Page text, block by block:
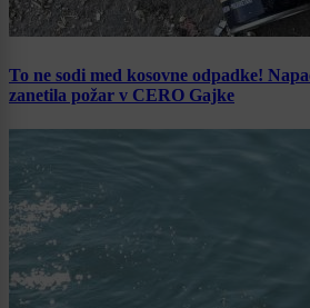
To ne sodi med kosovne odpadke!
zanetila požar v CERO Gajke